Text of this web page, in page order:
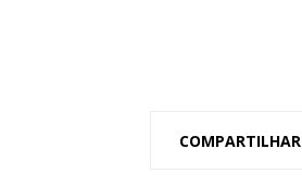
COMPARTILHAR